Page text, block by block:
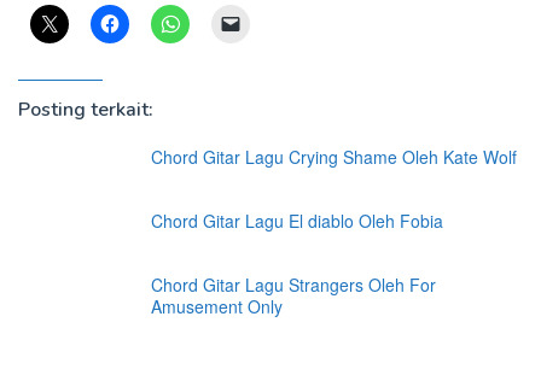
Posting terkait:
Chord Gitar Lagu Crying Shame Oleh Kate Wolf
Chord Gitar Lagu El diablo Oleh Fobia
Chord Gitar Lagu Strangers Oleh For
Amusement Only